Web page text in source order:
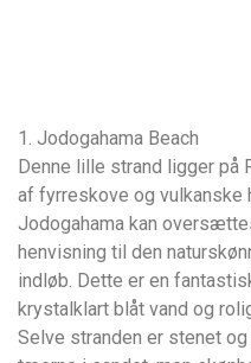
1. Jodogahama Beach
Denne lille strand ligger på
af fyrreskove og vulkanske
Jodogahama kan
henvisning til den
indløb. Dette er en
krystalklart blåt vand og
Selve stranden er stenet